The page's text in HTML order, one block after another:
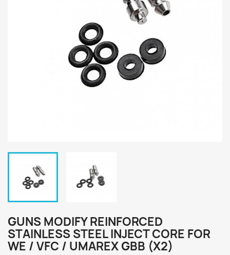
GUNS MODIFY REINFORCED
STAINLESS STEEL INJECT CORE FOR
WE / VFC / UMAREX GBB (X2)